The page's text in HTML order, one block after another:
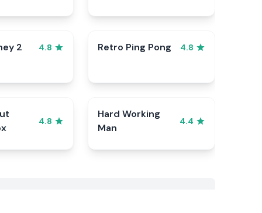
2 4.8 Retro Ping Pong 4.8
4.8
Hard Working
Man
4.4